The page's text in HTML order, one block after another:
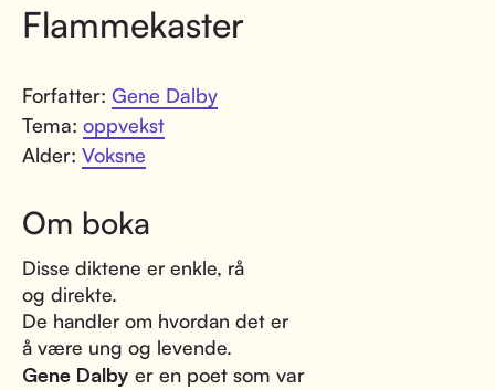
Flammekaster
Forfatter: Gene Dalby
Tema: oppvekst
Alder: Voksne
Om boka
Disse diktene er enkle, rå
og direkte.
De handler om hvordan det er
å være ung og levende.
Gene Dalby er en poet som var